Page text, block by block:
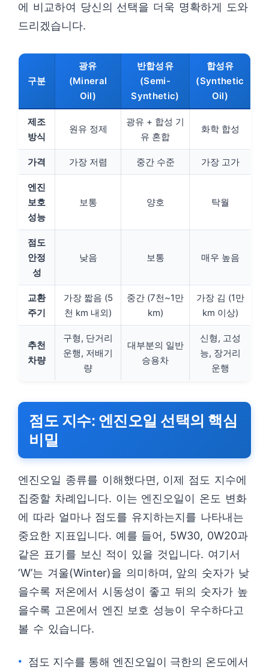
에 비교하여 당신의 선택을 더욱 명확하게 도와
드리겠습니다.
구분
광유
(Mineral
Oil)
반합성유
(Semi-
Synthetic)
합성유
(Synthetic
Oil)
제조
방식
원유 정제
광유 + 합성 기
유 혼합
화학 합성
가격 가장 저렴 중간 수준 가장 고가
엔진
보호
성능
보통 양호 탁월
점도
안정
성
낮음 보통 매우 높음
교환
주기
가장 짧음 (5
천 km 내외)
중간 (7천~1만
km)
가장 김 (1만
km 이상)
추천
차량
구형, 단거리
운행, 저배기
량
대부분의 일반
승용차
신형, 고성
능, 장거리
운행
점도 지수: 엔진오일 선택의 핵심
비밀
엔진오일 종류를 이해했다면, 이제 점도 지수에
집중할 차례입니다. 이는 엔진오일이 온도 변화
에 따라 얼마나 점도를 유지하는지를 나타내는
중요한 지표입니다. 예를 들어, 5W30, 0W20과
같은 표기를 보신 적이 있을 것입니다. 여기서
‘W’는 겨울(Winter)을 의미하며, 앞의 숫자가 낮
을수록 저온에서 시동성이 좋고 뒤의 숫자가 높
을수록 고온에서 엔진 보호 성능이 우수하다고
볼 수 있습니다.
점도 지수를 통해 엔진오일이 극한의 온도에서